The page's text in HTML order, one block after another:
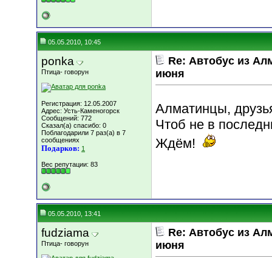
05.05.2010, 10:45
ponka
Птица- говорун
Регистрация: 12.05.2007
Адрес: Усть-Каменогорск
Сообщений: 772
Сказал(а) спасибо: 0
Поблагодарили 7 раз(а) в 7
сообщениях
Подарков: 1
Вес репутации: 83
Re: Автобус из
июня
Алматинцы,
Чтоб не в
Ждём!
05.05.2010, 13:41
fudziama
Птица- говорун
Re: Автобус из
июня